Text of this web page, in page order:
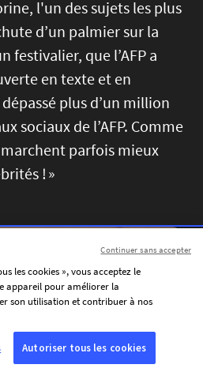
l'un des sujets les plus
d’un palmier sur la
festivalier, que l’AFP a
en texte et en
plus d’un million
sociaux de l’AFP. Comme
parfois mieux
! »
les cookies », vous acceptez le
appareil pour améliorer la
son utilisation et contribuer à nos
Autoriser tous les cookies
Continuer sans accepter